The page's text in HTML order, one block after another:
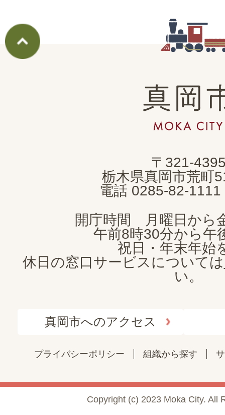
真
岡
市
CITY
〒321-
栃木県真岡市荒町
電話 0285-82-1111
開庁時間 月曜日から
午前8時30分から午
祝日・年末年始
休日の窓口サービスについては
い。
真岡市へのアクセス
プライバシーポリシー 組織から探す
Copyright (c) 2023 Moka City. All